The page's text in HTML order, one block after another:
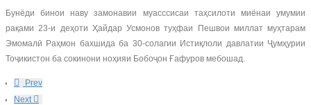
Бунёди бинои наву замонавии муасссисаи таҳсилоти миёнаи умумии
рақами 23-и деҳоти Ҳайдар Усмонов туҳфаи Пешвои миллат муҳтарам
Эмомалӣ Раҳмон бахшида ба 30-солагии Истиқлоли давлатии Ҷумҳурии
Тоҷикистон ба сокинони ноҳияи Бобоҷон Ғафуров мебошад.
Prev
Next